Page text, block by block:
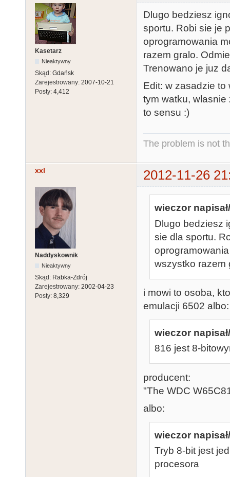
Kasetarz
Nieaktywny
Skąd: Gdańsk
Zarejestrowany: 2007-10-21
Posty: 4,412
Dlugo bedziesz
sportu. Robi sie je
oprogramowania
razem gralo.
Trenowano je juz
Edit: w zasadzie to
tym watku,
to sensu :)
The problem is not
xxl 2012-11-26
Naddyskownik
Nieaktywny
Skąd: Rabka-Zdrój
Zarejestrowany: 2002-04-23
Posty: 8,329
wieczor
Dlugo bedziesz
sie dla sportu.
wszystko razem
i mowi to osoba,
emulacji 6502 albo:
wieczor
816 jest 8-
producent:
"The WDC
albo:
wieczor
Tryb 8-bit jest
procesora